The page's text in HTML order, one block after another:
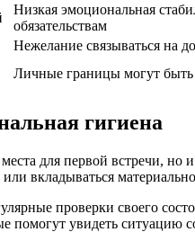
Низкая эмоциональная
обязательствам
Нежелание связываться на
Личные границы могут
гигиена
для первой встречи,
вкладываться
проверки своего
помогут увидеть ситуацию